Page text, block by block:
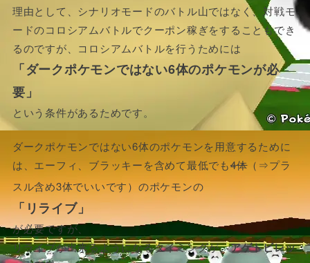
理由として、シナリオモードのバトル山ではなく、対戦モ
ードのコロシアムバトルでクーポン稼ぎをすることもでき
るのですが、コロシアムバトルを行うためには
「ダークポケモンではない6体のポケモンが必
要」
という条件があるためです。
ダークポケモンではない6体のポケモンを用意するために
は、エーフィ、ブラッキーを含めて最低でも4体（⇒プラ
スル含め3体でいいです）のポケモンの
「リライブ」
が必要ですが、
リライブが出来るようになるタイミングが、アゲトビレッ